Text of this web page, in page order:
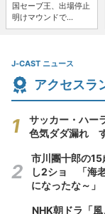
国セーブ王、出場停止
明けマウンドで...
J-CAST ニュース
アクセスラ
サッカー・ハー
色気ダダ漏れ
市川團十郎の
し2ショ 「海
になったな～」
NHK朝ドラ「